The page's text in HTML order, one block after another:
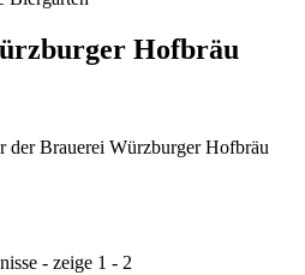
Hofbräu
der Brauerei Würzburger Hofbräu
- zeige 1 - 2